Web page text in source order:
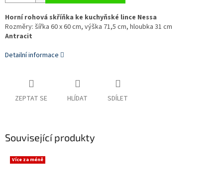
Horní rohová skříňka ke kuchyňské lince Nessa
Rozměry: šířka 60 x 60 cm, výška 71,5 cm, hloubka 31 cm
Antracit
Detailní informace
ZEPTAT SE HLÍDAT SDÍLET
Související produkty
Více za méně